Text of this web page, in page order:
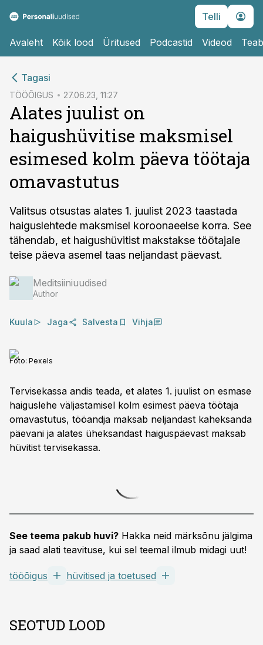
Telli
Avaleht Kõik lood Üritused Podcastid Videod
Tagasi
TÖÖÕIGUS 27.06.23, 11:27
Alates juulist on
haigushüvitise maksmisel
esimesed kolm päeva töötaja
omavastutus
Valitsus otsustas alates 1. juulist 2023 taastada
haiguslehtede maksmisel koroonaeelse korra. See
tähendab, et haigushüvitist makstakse töötajale
teise päeva asemel taas neljandast päevast.
Meditsiiniuudised
Author
Kuula Jaga Salvesta Vihja
Foto: Pexels
Tervisekassa andis teada, et alates 1. juulist on esmase
haiguslehe väljastamisel kolm esimest päeva töötaja
omavastutus, tööandja maksab neljandast kaheksanda
päevani ja alates üheksandast haiguspäevast maksab
hüvitist tervisekassa.
See teema pakub huvi? Hakka neid märksõnu jälgima
ja saad alati teavituse, kui sel teemal ilmub midagi uut!
tööõigus hüvitised ja toetused
SEOTUD LOOD